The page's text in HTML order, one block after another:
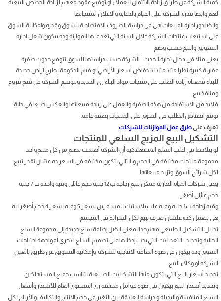
كمية الشركة عن طريق زيادة الائتمان للعملاء أو توقيع عقود معهم لزيادة الحصص البيعية
لهم وايضا قدرة الشركة على القيام بالدعاية والاعلان لمنتجاتها
وايضا دور إدارة المبيعات هى فى دراسة الظروف الاقتصادية للسوق وقدره وإمكانية السوق
على استيعاب منتجات الشركة خلال السنة التي تعد عنها الموازنة وده بيكون شغل اداره
التسويق والبيع حسب وضع
يعنى مثلا فى مجال تجارة الحديد – الشركة حسب دراستها للسوق تتوقع حدوث طفرة
عقارية كبيرة نظرا مثلا مثلا لانخفاض أسعار الأراضي أو قيام الحكومة بطرح أراض جديدة
للبناء فمعناه زيادة الطلب على منتجات مواد البناء زى الحديد وتتوسع الشركة في فتح فروع
ومنافذ بيع
فلابد من الاستفادة من هذه الطفرة والعمل على زيادة مبيعاتها والعكس طبعا في حالة
توقع انخفاض الطلب في السوق على المنتجات بصفة عامة.
تعرف على طرق عمل الموازنات للشركات
التشكيل البيع المزيج السلعي للمنتجات
لو بتلاحظ فى اغلب السلع الاستهلاكية أن الشركة أصبحت تصنع من كل منتج واحد
مجموعة منتجات مختلفة في الحجم وبالتالي بتكون مختلفه فى السعر ده عشان تقدر تبيع
لكل شرائح السوق وتزيد مبيعاتها
يعنى شركات المياه الغازية ممكن تبيع زجاجة ب 12 جنيه حجم عائلى وفيه واحده ب 7 جنيه
حجم عائلى أصغر
وفيه زجاجة ب3 جنيه وفيه علب بلاستيك للمسافرين بسعر 5 وفيه بسعر 4 حجم أصغر ليه
هى بتعمل كده علشان تعرف تبيع لكل الشرائح في المجتمع
تحليل التشكيل الطبيعي مهم جدا بمعنى ايضل إضافة سلع جديدة إلى مجموعة السلع
الحالية وتحديد - التعديلات التي يجب إدخالها على تصميم السلع الاخرى لمواجهة احتياجات
السوق وده بيكون فى ضوء الطاقة الانتاجية للشركة وإمكانية التسويق عن طريق بائعين
الشركه او وكلاء البيع
تحديد أسعار البيع التي يتكون منها التشكيلات الطبيعية لتناسب جميع المستهلكين
وتحديد أسعار البيع بيكون فى ضوء عوامل مختلفة زى المستوى العام للأسعار وأسعار
السلع المنافسة والبديلة و دراسة العلاقة بين التغير فى حجم الانتاج والتكاليف والأرباح لكل